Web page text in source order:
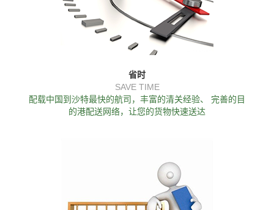
省时
SAVE TIME
配载中国到沙特最快的航司，丰富的清关经验、 完善的目
的港配送网络，让您的货物快速送达